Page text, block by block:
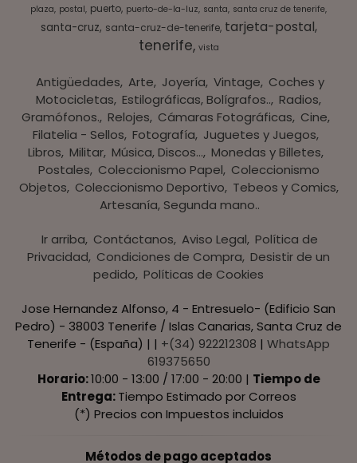
plaza postal puerto puerto-de-la-luz santa santa cruz de tenerife
santa-cruz santa-cruz-de-tenerife tarjeta-postal
tenerife vista
Antigüedades Arte Joyería Vintage Coches y
Motocicletas Estilográficas, Bolígrafos.. Radios,
Gramófonos. Relojes Cámaras Fotográficas Cine
Filatelia - Sellos Fotografía Juguetes y Juegos
Libros Militar Música, Discos... Monedas y Billetes
Postales Coleccionismo Papel Coleccionismo
Objetos Coleccionismo Deportivo Tebeos y Comics
Artesanía, Segunda mano..
Ir arriba Contáctanos Aviso Legal Política de
Privacidad Condiciones de Compra Desistir de un
pedido Políticas de Cookies
Jose Hernandez Alfonso, 4 - Entresuelo- (Edificio San
Pedro) - 38003 Tenerife / Islas Canarias, Santa Cruz de
Tenerife - (España) | | +(34) 922212308 | WhatsApp
619375650
Horario:10:00 - 13:00 / 17:00 - 20:00 | Tiempo de
Entrega:Tiempo Estimado por Correos
(*) Precios con Impuestos incluidos
Métodos de pago aceptados